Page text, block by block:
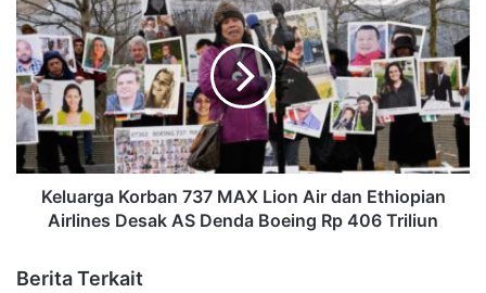
Keluarga Korban 737 MAX Lion Air dan Ethiopian
Airlines Desak AS Denda Boeing Rp 406 Triliun
Berita Terkait